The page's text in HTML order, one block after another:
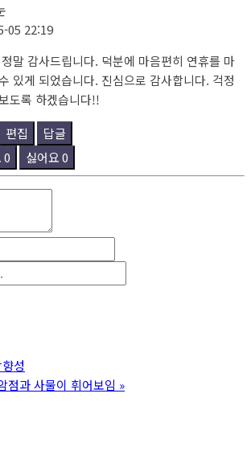
05 22:19
말 감사드립니다. 덕분에 마음편히 연휴를 마
있게 되었습니다. 진심으로 감사합니다. 걱정
도록 하겠습니다!!
편집
답글
0 싫어요0
성
점과 사물이 휘어보임 »